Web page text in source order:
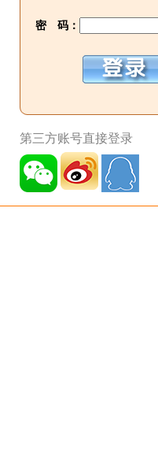
密 码：
第三方账号直接登录